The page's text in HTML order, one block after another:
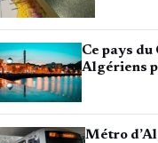
Ce pays
Algériens
Métro